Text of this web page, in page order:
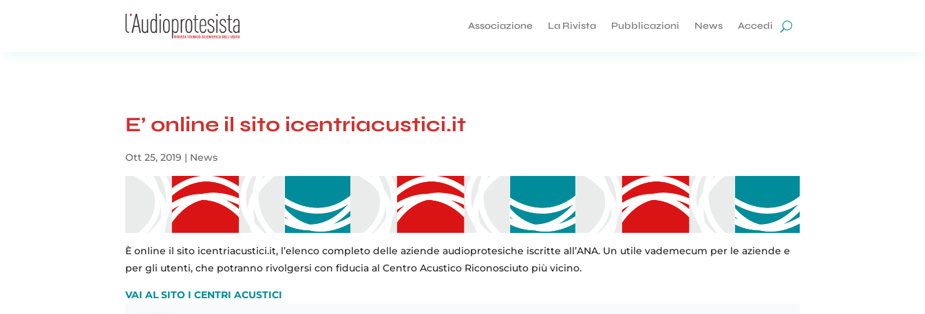
Associazione La Rivista Pubblicazioni News Accedi
E’ online il sito icentriacustici.it
Ott 25, 2019 | News
È online il sito icentriacustici.it, l’elenco completo delle aziende audioprotesiche iscritte all’ANA. Un utile vademecum per le aziende e
per gli utenti, che potranno rivolgersi con fiducia al Centro Acustico Riconosciuto più vicino.
VAI AL SITO I CENTRI ACUSTICI